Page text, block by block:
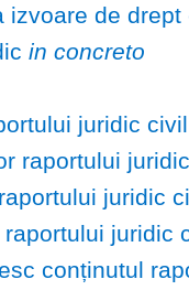
izvoare de drept
in concreto
juridic civil
raportului
juridic
juridic
conținutul